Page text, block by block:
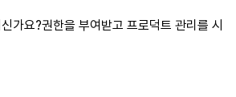
가요?권한을 부여받고 프로덕트 관리를 시